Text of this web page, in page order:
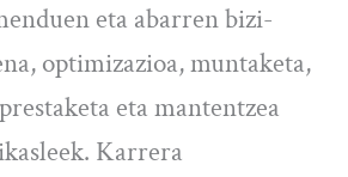
eta abarren bizi-
optimizazioa, muntaketa,
eta mantentzea
Karrera